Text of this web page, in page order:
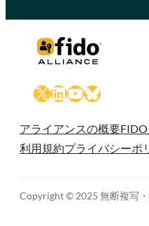
X LinkedIn
YouTube
Bluesky
アライアンスの概要
利用規約プライバシーポ
Copyright © 2025 無断複写